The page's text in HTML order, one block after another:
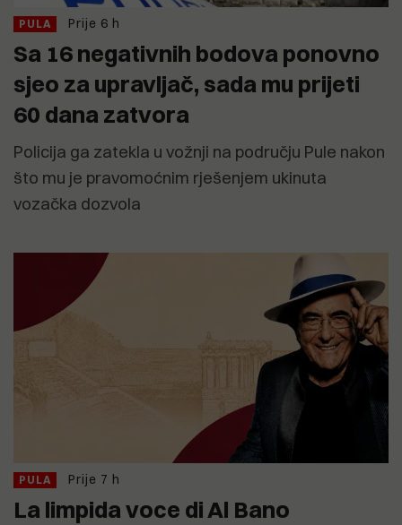
PULA Prije 6 h
Sa 16 negativnih bodova ponovno
sjeo za upravljač, sada mu prijeti
60 dana zatvora
Policija ga zatekla u vožnji na području Pule nakon
što mu je pravomoćnim rješenjem ukinuta
vozačka dozvola
PULA Prije 7 h
La limpida voce di Al Bano